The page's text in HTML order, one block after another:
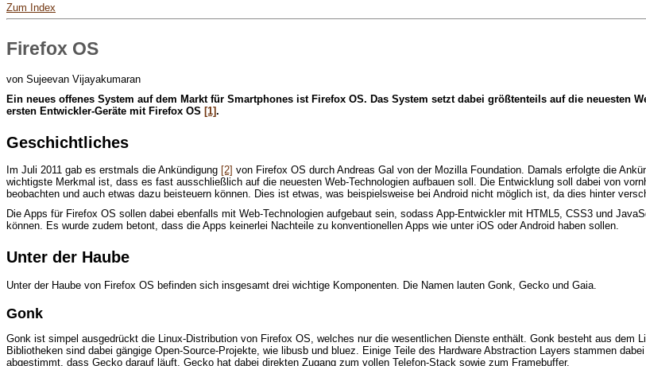
Zum Index
Firefox OS
von Sujeevan Vijayakumaran
Ein neues offenes System auf dem Markt für Smartphones ist Firefox OS. Das System setzt dabei größtenteils auf die neuesten
ersten Entwickler-Geräte mit Firefox OS [1].
Geschichtliches
Im Juli 2011 gab es erstmals die Ankündigung [2] von Firefox OS durch Andreas Gal von der Mozilla Foundation. Damals erfolgte die
wichtigste Merkmal ist, dass es fast ausschließlich auf die neuesten Web-Technologien aufbauen soll. Die Entwicklung soll dabei von
beobachten und auch etwas dazu beisteuern können. Dies ist etwas, was beispielsweise bei Android nicht möglich ist, da dies hinter
Die Apps für Firefox OS sollen dabei ebenfalls mit Web-Technologien aufgebaut sein, sodass App-Entwickler mit HTML5, CSS3 und
können. Es wurde zudem betont, dass die Apps keinerlei Nachteile zu konventionellen Apps wie unter iOS oder Android haben sollen.
Unter der Haube
Unter der Haube von Firefox OS befinden sich insgesamt drei wichtige Komponenten. Die Namen lauten Gonk, Gecko und Gaia.
Gonk
Gonk ist simpel ausgedrückt die Linux-Distribution von Firefox OS, welches nur die wesentlichen Dienste enthält. Gonk besteht aus dem
Bibliotheken sind dabei gängige Open-Source-Projekte, wie libusb und bluez. Einige Teile des Hardware Abstraction Layers stammen
abgestimmt, dass Gecko darauf läuft. Gecko hat dabei direkten Zugang zum vollen Telefon-Stack sowie zum Framebuffer.